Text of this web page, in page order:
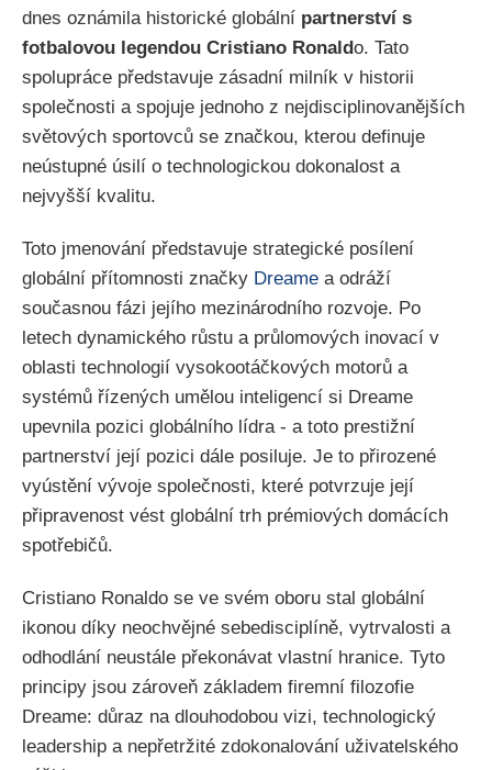
dnes oznámila historické globální partnerství s
fotbalovou legendou Cristiano Ronaldo. Tato
spolupráce představuje zásadní milník v historii
společnosti a spojuje jednoho z nejdisciplinovanějších
světových sportovců se značkou, kterou definuje
neústupné úsilí o technologickou dokonalost a
nejvyšší kvalitu.
Toto jmenování představuje strategické posílení
globální přítomnosti značky Dreame a odráží
současnou fázi jejího mezinárodního rozvoje. Po
letech dynamického růstu a průlomových inovací v
oblasti technologií vysokootáčkových motorů a
systémů řízených umělou inteligencí si Dreame
upevnila pozici globálního lídra - a toto prestižní
partnerství její pozici dále posiluje. Je to přirozené
vyústění vývoje společnosti, které potvrzuje její
připravenost vést globální trh prémiových domácích
spotřebičů.
Cristiano Ronaldo se ve svém oboru stal globální
ikonou díky neochvějné sebedisciplíně, vytrvalosti a
odhodlání neustále překonávat vlastní hranice. Tyto
principy jsou zároveň základem firemní filozofie
Dreame: důraz na dlouhodobou vizi, technologický
leadership a nepřetržité zdokonalování uživatelského